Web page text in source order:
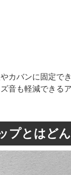
カバンに固定で
音も軽減できる
プとはど